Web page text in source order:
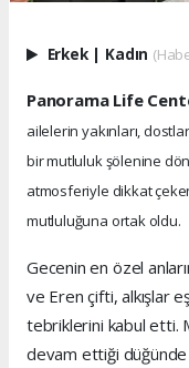
Erkek | Kadın
Panorama Life
ailelerin yakınları,
bir mutluluk şölenine
atmosferiyle dikkat
mutluluğuna ortak oldu.
Gecenin en özel
ve Eren çifti, alkışlar
tebriklerini kabul etti.
devam ettiği